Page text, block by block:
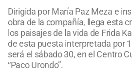
Dirigida por María Paz Meza e
obra de la compañía, llega esta
los paisajes de la vida de Frida
de esta puesta interpretada por
será el sábado 30, en el Centro
“Paco Urondo”.